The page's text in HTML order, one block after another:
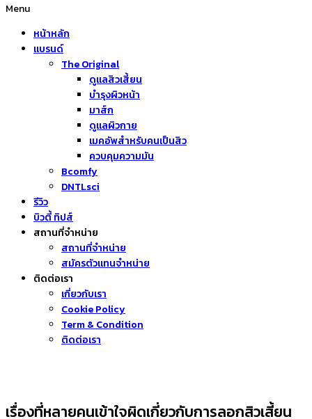
Menu
หน้าหลัก
แบรนด์
The Original
ดูแลสิวเสี้ยน
บำรุงผิวหน้า
มาส์ก
ดูแลผิวกาย
เมคอัพสำหรับคนเป็นสิว
ควบคุมความมัน
Bcomfy
DNTLsci
รีวิว
บิวตี้ ทิปส์
สถานที่จำหน่าย
สถานที่จำหน่าย
สมัครตัวแทนจำหน่าย
ติดต่อเรา
เกี่ยวกับเรา
Cookie Policy
Term & Condition
ติดต่อเรา
เรื่องที่หลายคนเข้าใจผิดเกี่ยวกับการลอกสิวเสี้ยน